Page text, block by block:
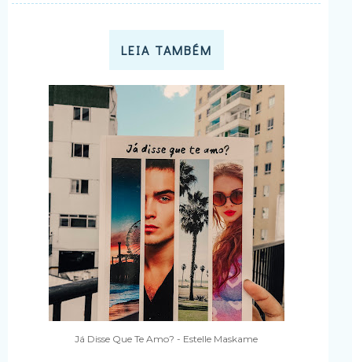
LEIA TAMBÉM
Já Disse Que Te Amo? - Estelle Maskame